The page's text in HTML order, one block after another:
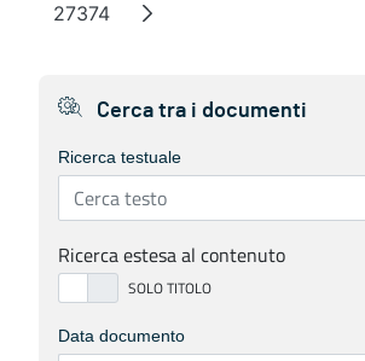
Page
27374
Cerca tra i documenti
Ricerca testuale
Ricerca estesa al contenuto
Data documento